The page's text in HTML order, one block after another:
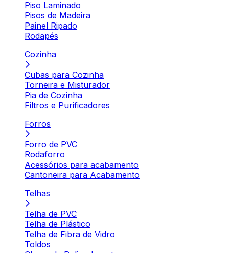
Piso Laminado
Pisos de Madeira
Painel Ripado
Rodapés
Cozinha
Cubas para Cozinha
Torneira e Misturador
Pia de Cozinha
Filtros e Purificadores
Forros
Forro de PVC
Rodaforro
Acessórios para acabamento
Cantoneira para Acabamento
Telhas
Telha de PVC
Telha de Plástico
Telha de Fibra de Vidro
Toldos